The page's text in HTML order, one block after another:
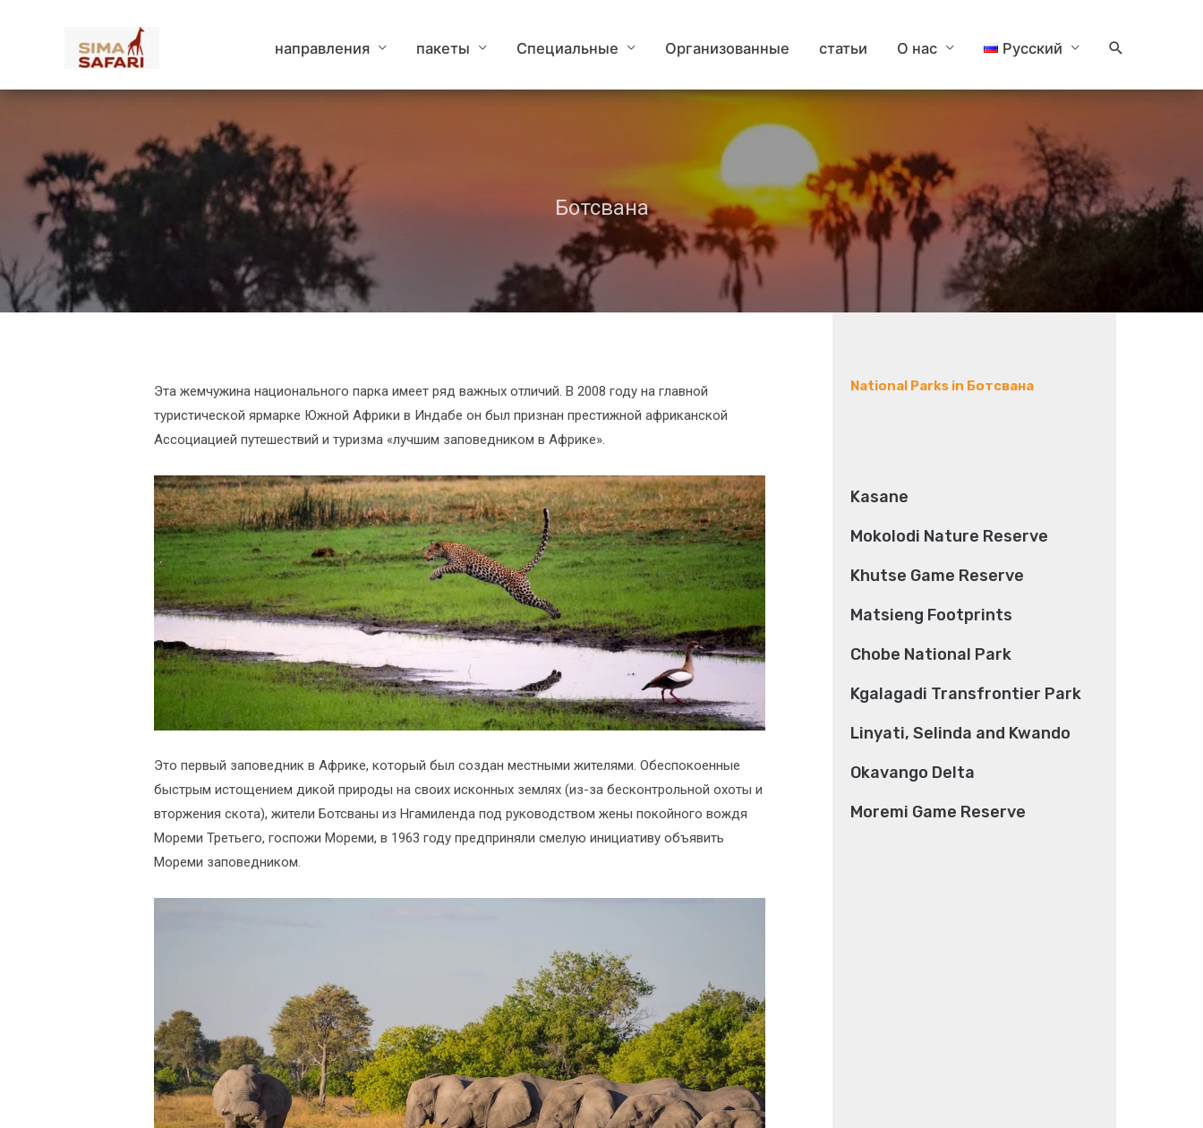
содержимому
направления пакеты Специальные Организованные статьи О нас Русский Поиск
Ботсвана
Эта жемчужина национального парка имеет ряд важных отличий. В 2008 году на главной
туристической ярмарке Южной Африки в Индабе он был признан престижной африканской
Ассоциацией путешествий и туризма «лучшим заповедником в Африке».
Это первый заповедник в Африке, который был создан местными жителями. Обеспокоенные
быстрым истощением дикой природы на своих исконных землях (из-за бесконтрольной охоты и
вторжения скота), жители Ботсваны из Нгамиленда под руководством жены покойного вождя
Мореми Третьего, госпожи Мореми, в 1963 году предприняли смелую инициативу объявить
Мореми заповедником.
National Parks in Ботсвана
Kasane
Mokolodi Nature Reserve
Khutse Game Reserve
Matsieng Footprints
Chobe National Park
Kgalagadi Transfrontier Park
Linyati, Selinda and Kwando
Okavango Delta
Moremi Game Reserve